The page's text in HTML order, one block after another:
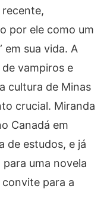
por ele como um
em sua vida. A
vampiros e
cultura de Minas
crucial. Miranda
Canadá em
de estudos, e já
uma novela
para a